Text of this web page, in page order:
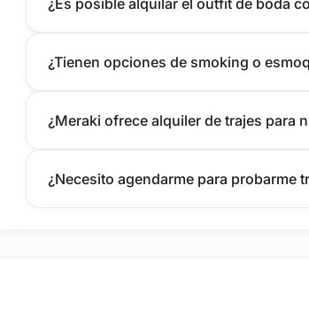
¿Tienen opciones de smoking o
¿Meraki ofrece alquiler de trajes para
¿Necesito agendarme para probarme